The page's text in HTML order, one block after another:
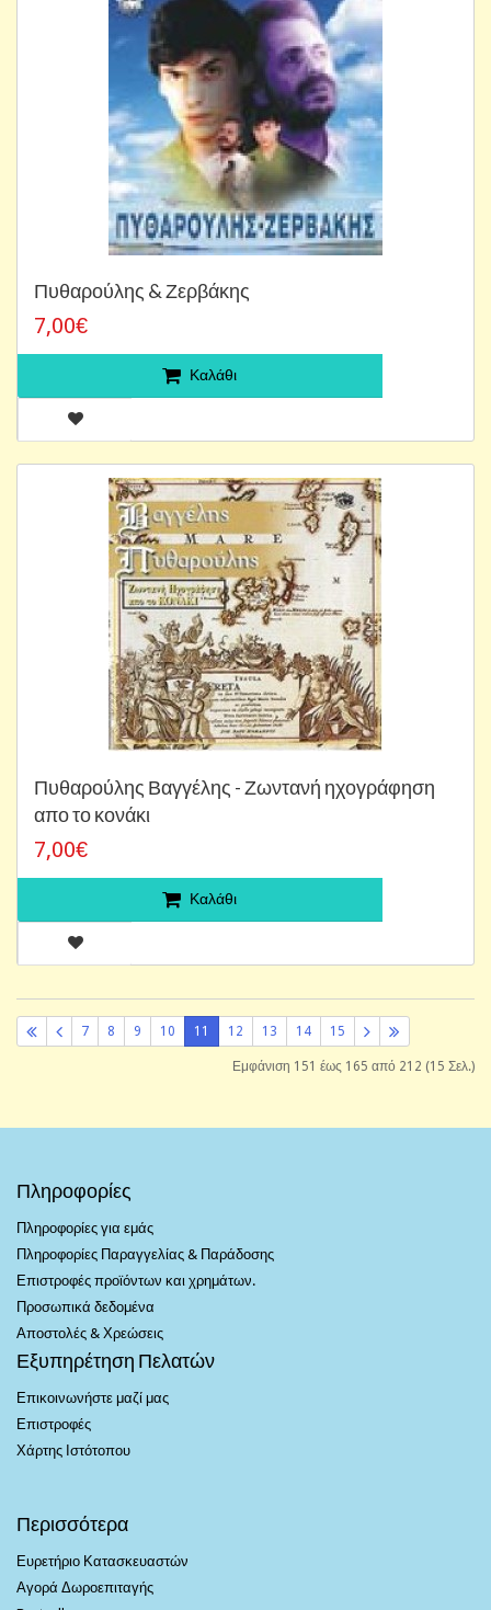
Πυθαρούλης & Ζερβάκης
7,00€
Καλάθι
Πυθαρούλης Βαγγέλης - Ζωντανή ηχογράφηση
απο το κονάκι
7,00€
Καλάθι
7 8 9 10 11 12 13 14 15
Εμφάνιση 151 έως 165 από 212 (15 Σελ.)
Πληροφορίες
Πληροφορίες για εμάς
Πληροφορίες Παραγγελίας & Παράδοσης
Επιστροφές προϊόντων και χρημάτων.
Προσωπικά δεδομένα
Αποστολές & Χρεώσεις
Εξυπηρέτηση Πελατών
Επικοινωνήστε μαζί μας
Επιστροφές
Χάρτης Ιστότοπου
Περισσότερα
Ευρετήριο Κατασκευαστών
Αγορά Δωροεπιταγής